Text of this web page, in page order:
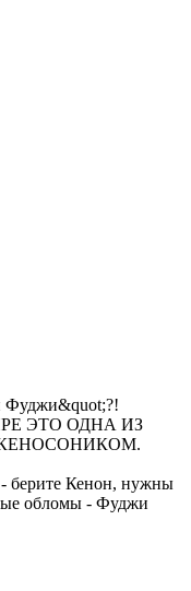
Фуджи&quot;?!
ЭТО ОДНА ИЗ
- берите Кенон, нужны
обломы - Фуджи